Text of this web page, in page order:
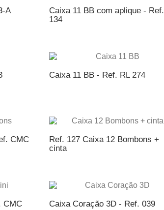
A
Caixa 11 BB com aplique - Ref.
134
Caixa 11 BB - Ref. RL 274
CMC
Ref. 127 Caixa 12 Bombons +
cinta
CMC
Caixa Coração 3D - Ref. 039